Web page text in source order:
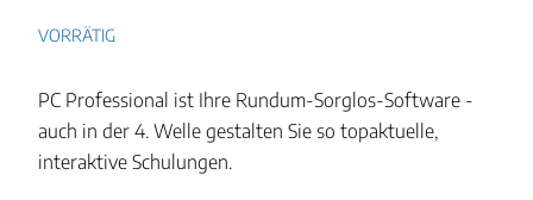
VORRÄTIG
PC Professional ist Ihre Rundum-Sorglos-Software -
auch in der 4. Welle gestalten Sie so topaktuelle,
interaktive Schulungen.